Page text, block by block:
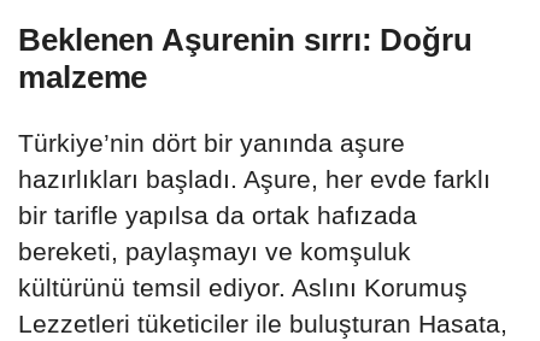
Beklenen Aşurenin sırrı: Doğru
malzeme
Türkiye’nin dört bir yanında aşure
hazırlıkları başladı. Aşure, her evde farklı
bir tarifle yapılsa da ortak hafızada
bereketi, paylaşmayı ve komşuluk
kültürünü temsil ediyor. Aslını Korumuş
Lezzetleri tüketiciler ile buluşturan Hasata,